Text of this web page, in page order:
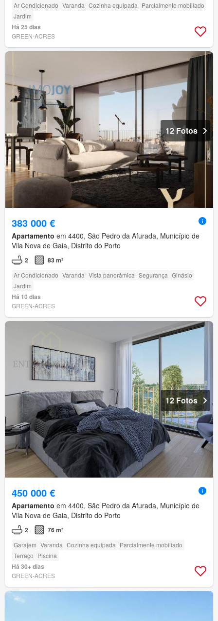
Ar Condicionado Varanda Cozinha equipada Parcialmente mobiliado
Jardim
Há 25 dias
GREEN-ACRES
12 Fotos
383 000 €
Apartamento em 4400, São Pedro da Afurada, Município de
Vila Nova de Gaia, Distrito do Porto
2 83 m²
Ar Condicionado Varanda Vista panorâmica Segurança Ginásio
Jardim
Há 10 dias
GREEN-ACRES
12 Fotos
450 000 €
Apartamento em 4400, São Pedro da Afurada, Município de
Vila Nova de Gaia, Distrito do Porto
2 76 m²
Garajem Varanda Cozinha equipada Parcialmente mobiliado
Terraço Piscina
Há 30+ dias
GREEN-ACRES